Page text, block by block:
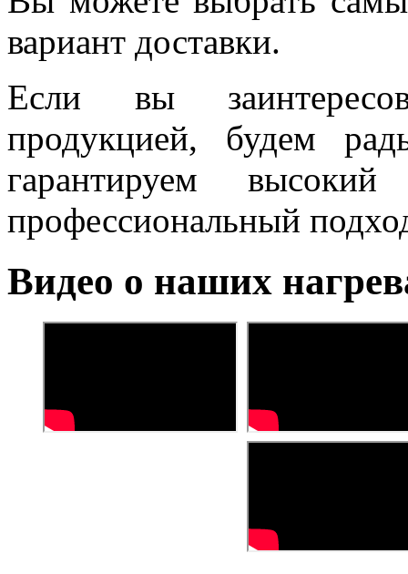
вариант доставки.
Если вы
продукцией, будем
гарантируем
профессиональный
Видео о наших